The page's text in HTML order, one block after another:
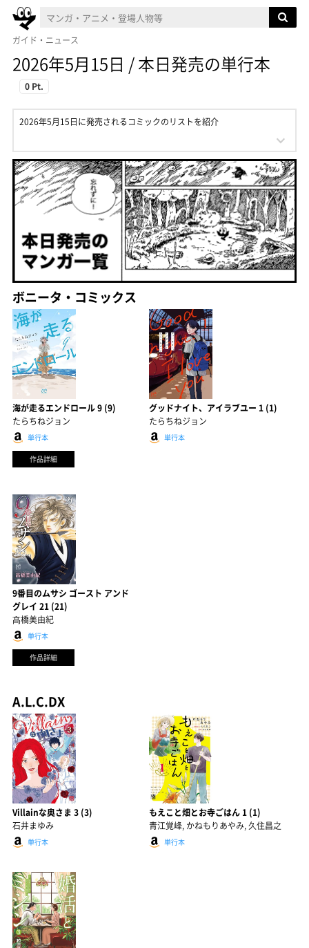
ガイド・ニュース
2026年5月15日 / 本日発売の単行本
0 Pt.
2026年5月15日に発売されるコミックのリストを紹介
ボニータ・コミックス
海が走るエンドロール 9 (9)
たらちねジョン
単行本
作品詳細
グッドナイト、アイラブユー 1 (1)
たらちねジョン
単行本
9番目のムサシ ゴースト アンド
グレイ 21 (21)
髙橋美由紀
単行本
作品詳細
A.L.C.DX
Villainな奥さま 3 (3)
石井まゆみ
単行本
もえこと畑とお寺ごはん 1 (1)
青江覚峰, かねもりあやみ, 久住昌之
単行本